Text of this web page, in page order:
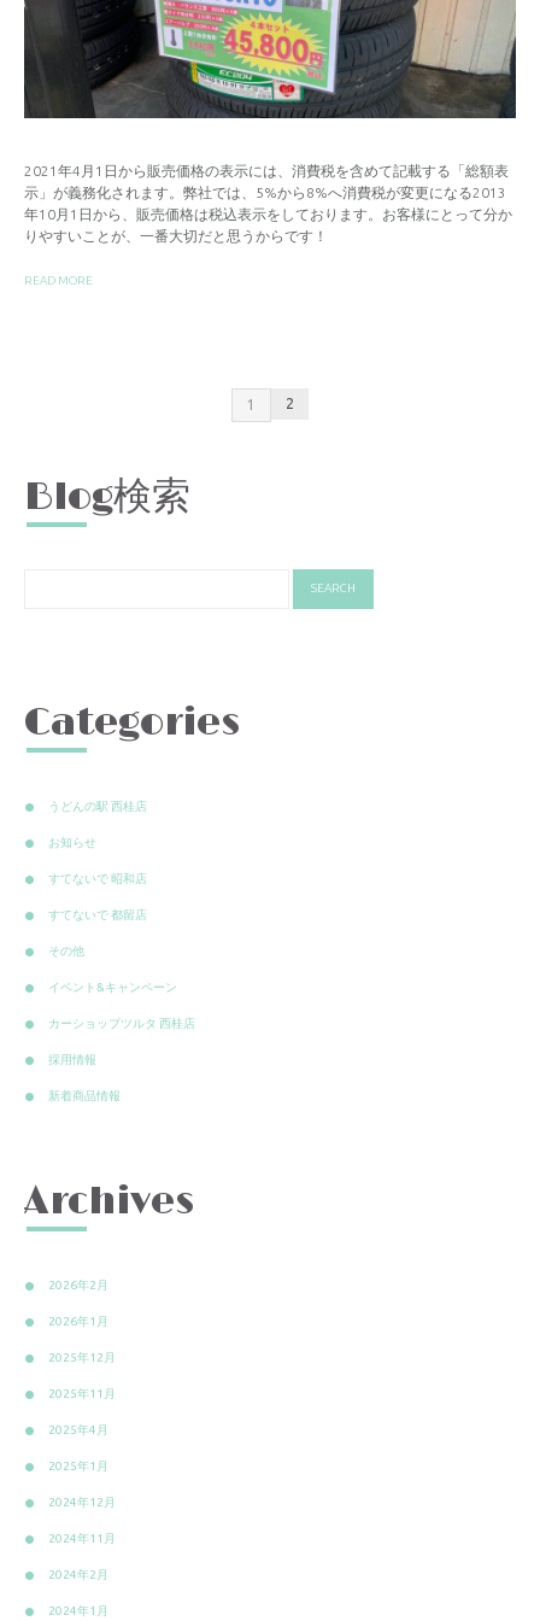
2021年4月1日から販売価格の表示には、消費税を含めて記載する「総額表
示」が義務化されます。弊社では、5%から8%へ消費税が変更になる2013
年10月1日から、販売価格は税込表示をしております。お客様にとって分か
りやすいことが、一番大切だと思うからです！
READ MORE
1 2
Blog検索
Categories
うどんの駅 西桂店
お知らせ
すてないで 昭和店
すてないで 都留店
その他
イベント&キャンペーン
カーショップツルタ 西桂店
採用情報
新着商品情報
Archives
2026年2月
2026年1月
2025年12月
2025年11月
2025年4月
2025年1月
2024年12月
2024年11月
2024年2月
2024年1月